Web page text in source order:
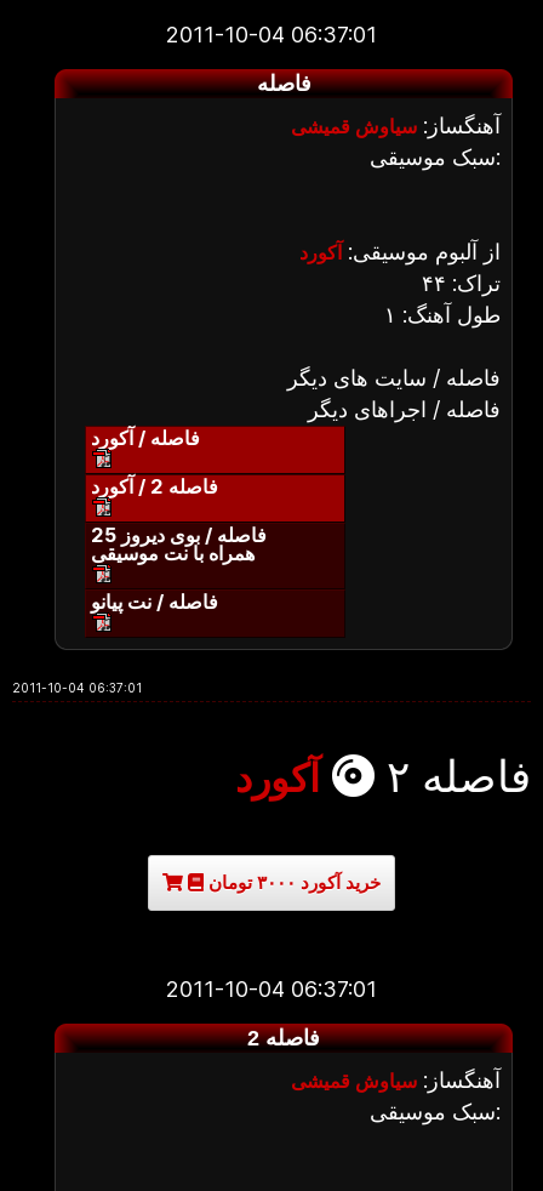
2011-10-04 06:37:01
فاصله
آهنگساز: سیاوش قمیشی
سبک موسیقی:
از آلبوم موسیقی: آکورد
تراک: ۴۴
طول آهنگ: ۱
فاصله / سایت های دیگر
فاصله / اجراهای دیگر
فاصله / آکورد
فاصله 2 / آکورد
فاصله / بوی دیروز 25
همراه با نت موسیقی
فاصله / نت پیانو
2011-10-04 06:37:01
فاصله ۲ آکورد
خرید آکورد ۳۰۰۰ تومان
2011-10-04 06:37:01
فاصله 2
آهنگساز: سیاوش قمیشی
سبک موسیقی: